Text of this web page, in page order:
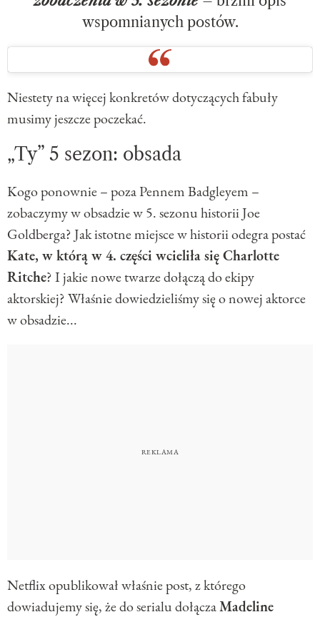
wspomnianych postów.
Niestety na więcej konkretów dotyczących fabuły
musimy jeszcze poczekać.
„Ty” 5 sezon: obsada
Kogo ponownie – poza Pennem Badgleyem –
zobaczymy w obsadzie w 5. sezonu historii Joe
Goldberga? Jak istotne miejsce w historii odegra postać
Kate, w którą w 4. części wcieliła się Charlotte
Ritche? I jakie nowe twarze dołączą do ekipy
aktorskiej? Właśnie dowiedzieliśmy się o nowej aktorce
w obsadzie...
Netflix opublikował właśnie post, z którego
dowiadujemy się, że do serialu dołączaMadeline